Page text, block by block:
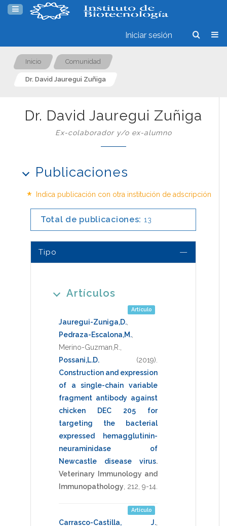
Iniciar sesión
Inicio Comunidad
Dr. David Jauregui Zuñiga
Dr. David Jauregui Zuñiga
Ex-colaborador y/o ex-alumno
Publicaciones
* Indica publicación con otra institución de adscripción
Total de publicaciones: 13
Tipo
Artículos
Artículo
Jauregui-Zuniga,D.
Pedraza-Escalona,M.
Merino-Guzman,R.
Possani,L.D.
(2019)
Construction and expression
of a single-chain variable
fragment antibody against
chicken DEC 205 for
targeting the bacterial
expressed hemagglutinin-
neuraminidase of
Newcastle disease virus.
Veterinary Immunology and
Immunopathology 212 9-14
Artículo
Carrasco-Castilla, J.